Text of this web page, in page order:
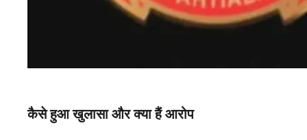
कैसे हुआ खुलासा और क्या हैं आरोप